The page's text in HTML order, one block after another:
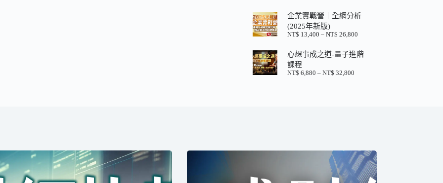
範
圍：
到
企業實戰營｜全網分析
(2025年新版)
NT$ 13,400 – NT$ 26,800
範
心想事成之道-量子進階
課程
NT$ 6,880 – NT$ 32,800